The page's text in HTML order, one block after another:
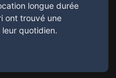
longue durée
ont trouvé une
leur quotidien.